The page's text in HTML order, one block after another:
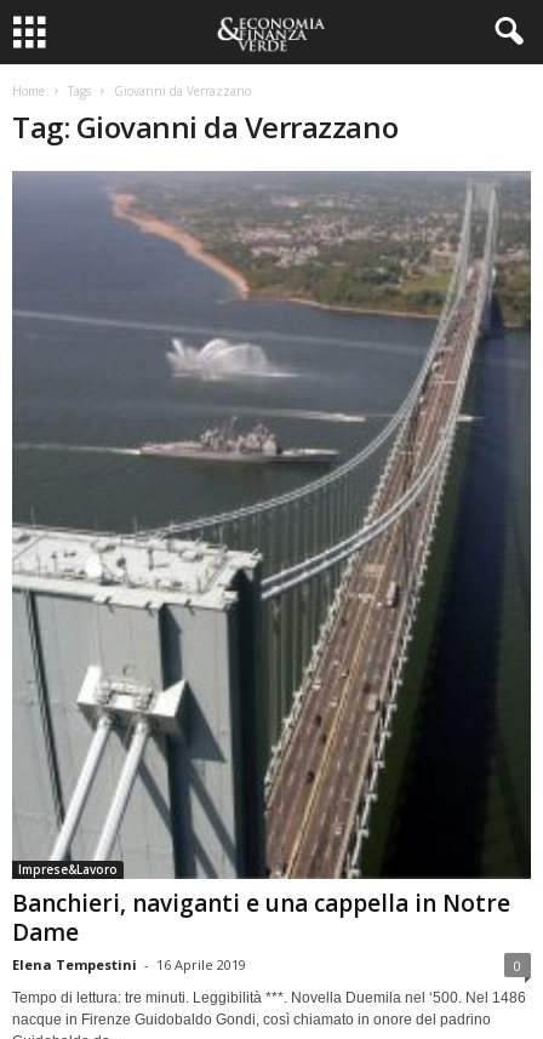
Home Tags Giovanni da Verrazzano
Tag: Giovanni da Verrazzano
Imprese&Lavoro
Banchieri, naviganti e una cappella in Notre
Dame
Elena Tempestini - 16 Aprile 2019 0
Tempo di lettura: tre minuti. Leggibilità ***. Novella Duemila nel ‘500. Nel 1486
nacque in Firenze Guidobaldo Gondi, così chiamato in onore del padrino